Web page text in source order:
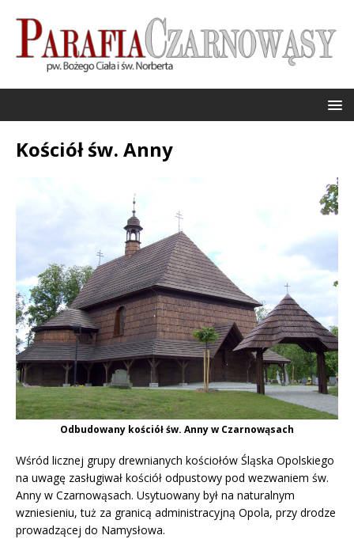
Kościół św. Anny
Odbudowany kościół św. Anny w Czarnowąsach
Wśród licznej grupy drewnianych kościołów Śląska Opolskiego
na uwagę zasługiwał kościół odpustowy pod wezwaniem św.
Anny w Czarnowąsach. Usytuowany był na naturalnym
wzniesieniu, tuż za granicą administracyjną Opola, przy drodze
prowadzącej do Namysłowa.